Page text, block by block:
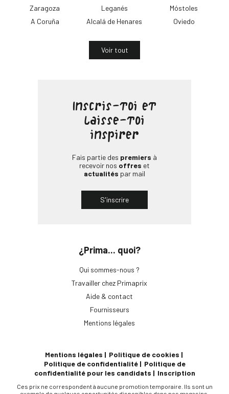
Zaragoza
A Coruña
Leganés
Alcalá de Henares
Móstoles
Oviedo
Voir tout
¿Prima... quoi?
Qui sommes-nous ?
Travailler chez Primaprix
Aide & contact
Fournisseurs
Mentions légales
Inscris-toi et
laisse-toi
inspirer
Fais partie des premiers à
recevoir nos offres et
actualités par mail
S'inscrire
Mentions légales
Politique de cookies
Politique de confidentialité
Politique de
confidentialité pour les candidats
Inscription
Ces prix ne correspondent à aucune promotion temporaire. Ils sont un